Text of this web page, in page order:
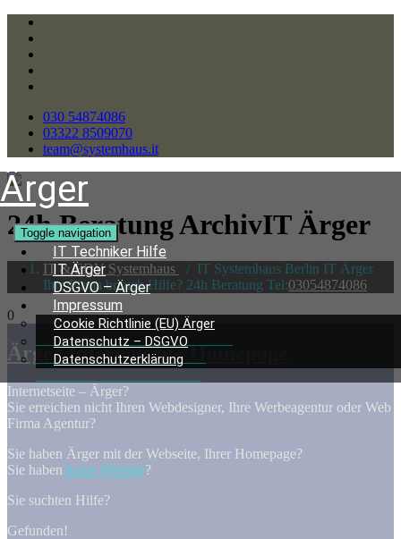
030 54874086
03322 8509070
team@systemhaus.it
Ärger
Toggle navigation
IT Techniker Hilfe
IT Ärger
DSGVO – Ärger
Impressum
Cookie Richtlinie (EU) Ärger
Datenschutz – DSGVO
Datenschutzerklärung
24h Beratung ArchivIT Ärger
IT & EDV Systemhaus / IT Systemhaus Berlin IT Ärger
Ihre Firma brauch Hilfe? 24h Beratung Tel:03054874086
0
Ärger Internetseite Homepage
Internetseite – Ärger?
Sie erreichen nicht Ihren Webdesigner, Ihre Werbeagentur oder Web
Firma Agentur?
Sie haben Ärger mit der Webseite, Ihrer Homepage?
Sie haben keine Website?
Sie suchten Hilfe?
Gefunden!